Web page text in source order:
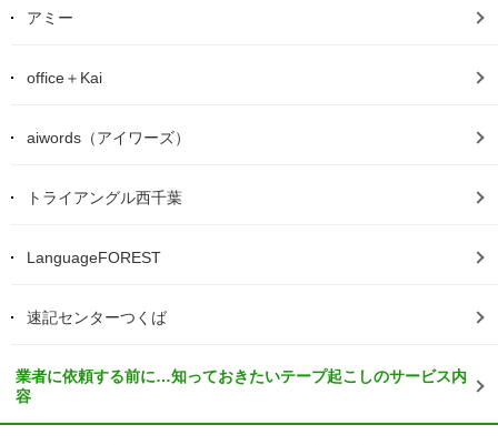
アミー
office＋Kai
aiwords（アイワーズ）
トライアングル西千葉
LanguageFOREST
速記センターつくば
業者に依頼する前に…知っておきたいテープ起こしのサービス内
容